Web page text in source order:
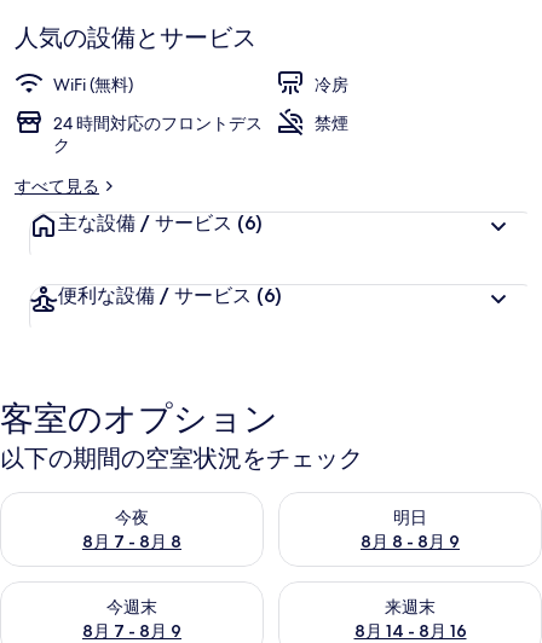
ギ
ャ
ラ
リ
ー
で
す
人気の設備とサービス
WiFi (無料)
冷房
24 時間対応のフロントデス
ク
禁煙
すべて見る
主な設備 / サービス (6)
便利な設備 / サービス (6)
客室のオプション
以下の期間の空室状況をチェック
今夜
8月 7 - 8月 8
今夜 8月 7 - 8月 8 の空室状況をチェック
明日
8月 8 - 8月 9
明日 8月 8 - 8月 9 の空室状況
今週末
8月 7 - 8月 9
今週末 8月 7 - 8月 9 の空室状況をチェック
来週末
8月 14 - 8月 16
来週末 8月 14 - 8月 16 の空室